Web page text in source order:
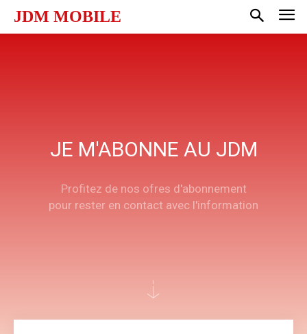
JDM MOBILE
JE M'ABONNE AU JDM
Profitez de nos ofres d'abonnement
pour rester en contact avec l'information